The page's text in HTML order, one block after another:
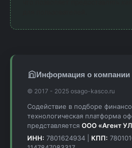
Информация о компании
© 2017 - 2025 osago-kasco.ru
Содействие в подборе
технологическая платформа
представляется ООО «Агент
ИНН: 7801624934 | КПП: